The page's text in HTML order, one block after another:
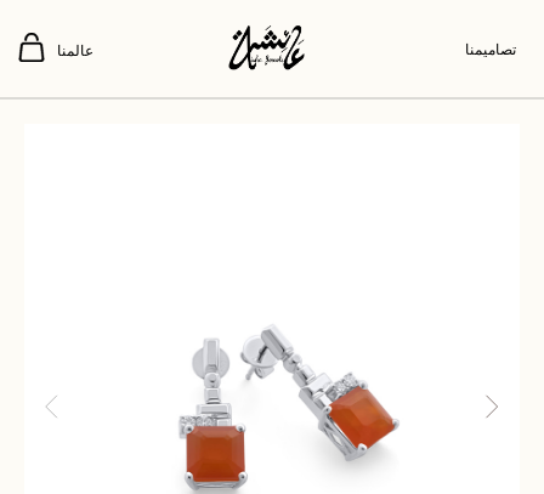
تصاميمنا عالمنا